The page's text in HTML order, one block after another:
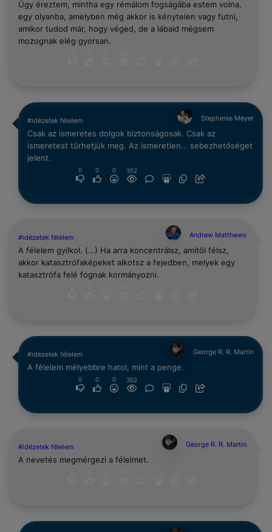
Úgy éreztem, mintha egy rémálom fogságába estem volna,
egy olyanba, amelyben még akkor is kénytelen vagy futni,
amikor tudod már, hogy véged, de a lábaid mégsem
mozognak elég gyorsan.
#idézetek félelem Stephenie Meyer
Csak az ismeretes dolgok biztonságosak. Csak az
ismeretest tűrhetjük meg. Az ismeretlen… sebezhetőséget
jelent.
0 0 0 352
#idézetek félelem Andrew Matthews
A félelem gyilkol. (…) Ha arra koncentrálsz, amitől félsz,
akkor katasztrófaképeket alkotsz a fejedben, melyek egy
katasztrófa felé fognak kormányozni.
#idézetek félelem George R. R. Martin
A félelem mélyebbre hatol, mint a penge.
0 0 0 352
#idézetek félelem George R. R. Martin
A nevetés megmérgezi a félelmet.